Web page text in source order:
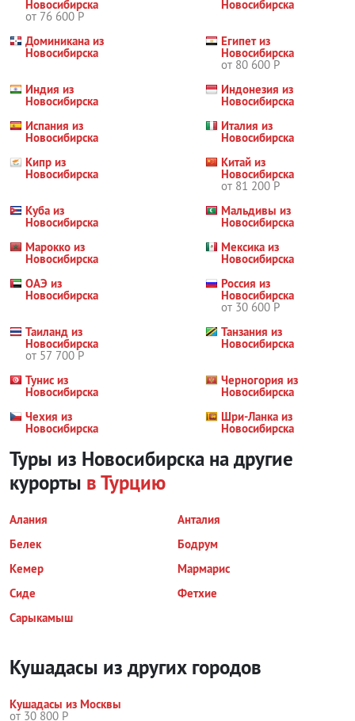
Новосибирска
от 76 600 Р
Новосибирска
Доминикана из
Новосибирска
Египет из
Новосибирска
от 80 600 Р
Индия из
Новосибирска
Индонезия из
Новосибирска
Испания из
Новосибирска
Италия из
Новосибирска
Кипр из
Новосибирска
Китай из
Новосибирска
от 81 200 Р
Куба из
Новосибирска
Мальдивы из
Новосибирска
Марокко из
Новосибирска
Мексика из
Новосибирска
ОАЭ из
Новосибирска
Россия из
Новосибирска
от 30 600 Р
Таиланд из
Новосибирска
от 57 700 Р
Танзания из
Новосибирска
Тунис из
Новосибирска
Черногория из
Новосибирска
Чехия из
Новосибирска
Шри-Ланка из
Новосибирска
Туры из Новосибирска на другие
курорты в Турцию
Алания
Анталия
Белек
Бодрум
Кемер
Мармарис
Сиде
Фетхие
Сарыкамыш
Кушадасы из других городов
Кушадасы из Москвы
от 30 800 Р